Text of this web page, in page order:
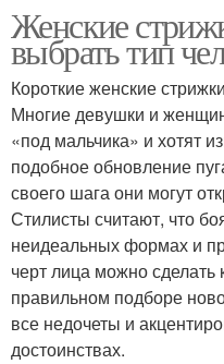
Женские
выбрать тип
Короткие женские
Многие девушки и
«под мальчика» и хотят
подобное обновление
своего шага они могут
Стилисты считают, что
неидеальных формах и
черт лица можно сделать
правильном подборе
все недочеты и
достоинствах.